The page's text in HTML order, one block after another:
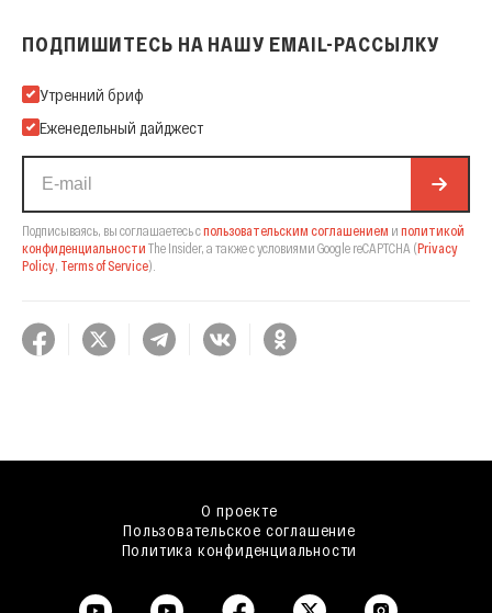
ПОДПИШИТЕСЬ НА НАШУ EMAIL-РАССЫЛКУ
Подпишитесь на нашу Email-рассылку
Утренний бриф
Еженедельный дайджест
Подписываясь, вы соглашаетесь спользовательским соглашением и политикой
конфиденциальности The Insider, а также с условиями Google reCAPTCHA (Privacy
Policy, Terms of Service).
О проекте
Пользовательское соглашение
Политика конфиденциальности